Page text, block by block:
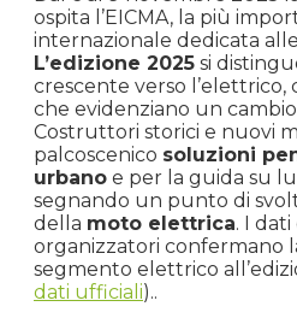
ospita l’EICMA, la più
internazionale dedicata
L’edizione 2025 si
crescente verso
che evidenziano un
Costruttori storici e nuovi
palcoscenico soluzioni
urbano e per la guida su
segnando un punto di
della moto elettrica. I
organizzatori confermano
segmento elettrico
dati ufficiali)..